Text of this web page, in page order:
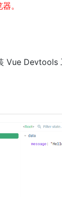
。
Vue Devtools